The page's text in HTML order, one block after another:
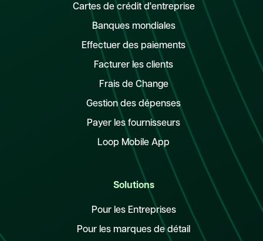
Cartes de crédit d'entreprise
Banques mondiales
Effectuer des paiements
Facturer les clients
Frais de Change
Gestion des dépenses
Payer les fournisseurs
Loop Mobile App
Solutions
Pour les Entreprises
Pour les marques de détail